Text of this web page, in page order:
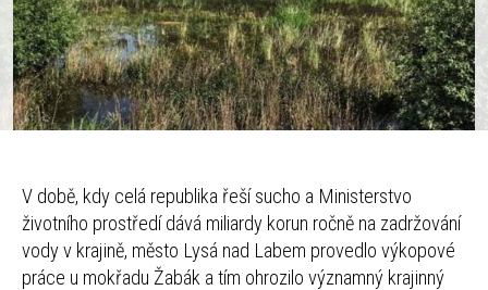
V době, kdy celá republika řeší sucho a Ministerstvo
životního prostředí dává miliardy korun ročně na zadržování
vody v krajině, město Lysá nad Labem provedlo výkopové
práce u mokřadu Žabák a tím ohrozilo významný krajinný